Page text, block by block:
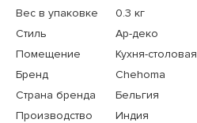
Вес в упаковке
0.3 кг
Стиль
Ар-деко
Помещение
Кухня-столовая
Бренд
Chehoma
Страна бренда
Бельгия
Производство
Индия